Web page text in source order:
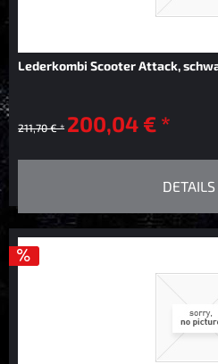
Lederkombi Scooter Attack,
211,70 € * 200,04 € *
DETAILS